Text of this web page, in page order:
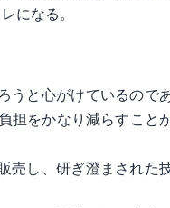
になる。
うと心がけているので
担をかなり減らすこと
売し、研ぎ澄まされた